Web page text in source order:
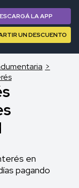
LA APP
UN DESCUENTO
en
pagando